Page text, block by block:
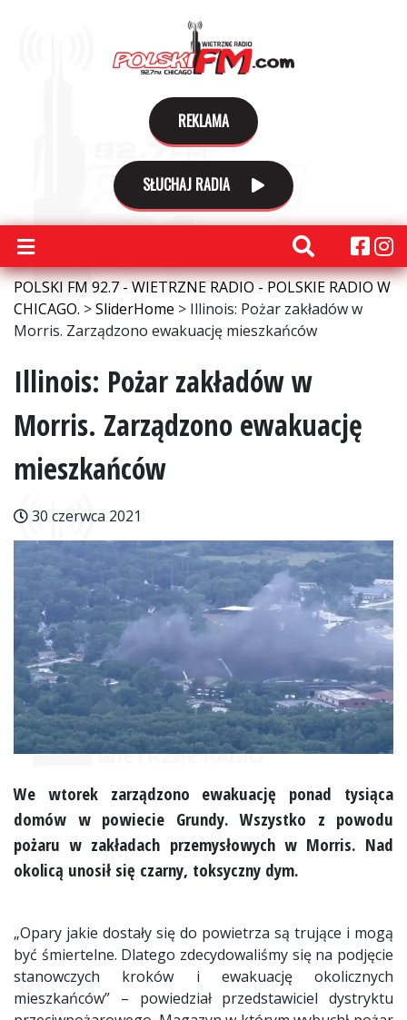
REKLAMA
SŁUCHAJ RADIA
POLSKI FM 92.7 - WIETRZNE RADIO - POLSKIE RADIO W
CHICAGO. >SliderHome > Illinois: Pożar zakładów w
Morris. Zarządzono ewakuację mieszkańców
Illinois: Pożar zakładów w
Morris. Zarządzono ewakuację
mieszkańców
30 czerwca 2021
We wtorek zarządzono ewakuację ponad tysiąca
domów w powiecie Grundy. Wszystko z powodu
pożaru w zakładach przemysłowych w Morris. Nad
okolicą unosił się czarny, toksyczny dym.
„Opary jakie dostały się do powietrza są trujące i mogą
być śmiertelne. Dlatego zdecydowaliśmy się na podjęcie
stanowczych kroków i ewakuację okolicznych
mieszkańców” – powiedział przedstawiciel dystryktu